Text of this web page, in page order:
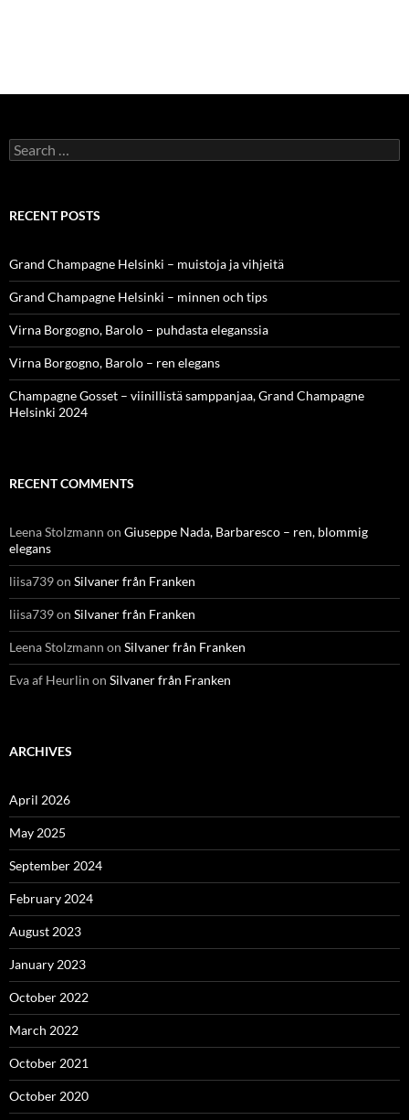
Search
for:
RECENT POSTS
Grand Champagne Helsinki – muistoja ja vihjeitä
Grand Champagne Helsinki – minnen och tips
Virna Borgogno, Barolo – puhdasta eleganssia
Virna Borgogno, Barolo – ren elegans
Champagne Gosset – viinillistä samppanjaa, Grand Champagne
Helsinki 2024
RECENT COMMENTS
Leena Stolzmann on Giuseppe Nada, Barbaresco – ren, blommig
elegans
liisa739on Silvaner från Franken
liisa739on Silvaner från Franken
Leena Stolzmann on Silvaner från Franken
Eva af Heurlin on Silvaner från Franken
ARCHIVES
April 2026
May 2025
September 2024
February 2024
August 2023
January 2023
October 2022
March 2022
October 2021
October 2020